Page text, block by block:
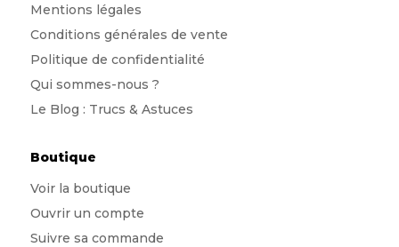
Mentions légales
Conditions générales de vente
Politique de confidentialité
Qui sommes-nous ?
Le Blog : Trucs & Astuces
Boutique
Voir la boutique
Ouvrir un compte
Suivre sa commande